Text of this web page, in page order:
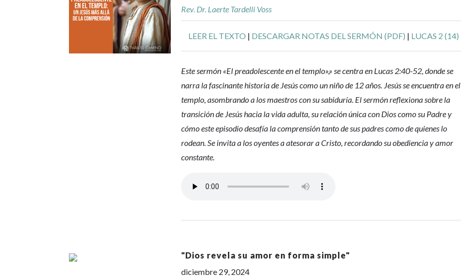
Rev. Dr. Laerte Tardelli Voss
LEER EL TEXTO | DESCARGAR NOTAS DEL SERMÓN (PDF) | LUCAS 2 (14)
Este sermón «El preadolescente en el templo»,» se centra en Lucas 2:40-52, donde se
narra la fascinante historia de Jesús como un niño de 12 años. Jesús se encuentra en el
templo, asombrando a los maestros con su sabiduría. El sermón reflexiona sobre la
transición de Jesús hacia la vida adulta, su relación única con Dios como su Padre y
cómo este episodio desafía la comprensión tanto de sus padres como de quienes lo
rodean. Se invita a los oyentes a atesorar a Cristo, recordando su obediencia y amor
constante.
"Dios revela su amor en forma simple"
diciembre 29, 2024